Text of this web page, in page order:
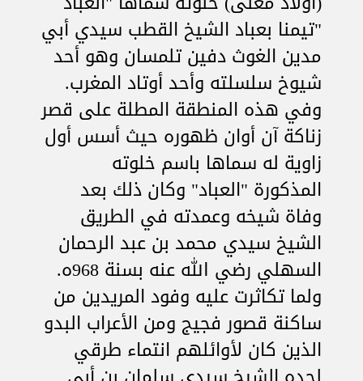
"تيمنا بعباد الشيخ القطب سيدي أبي
مدين الغوث دفين تلمسان وهو أحد
شيوخ سلسلته وأحد أوتاد المغرب.
وفي هذه المنطقة المطلة على قصر
زناكة آن أوان ظهوره حيث أسس أول
زاوية له سماها باسم خلوته
المذكورة "العباد" وكان ذلك بعد
وفاة شيخه وعمدته في الطريق
الشيخ سيدي محمد بن عبد الرحمان
السهلي رضي الله عنه بسنة 968ه.
ولما تكاثرت عليه وفود المريدين من
ساكنة قصور فجيج ومن الأعراب البدو
الذين كان لأوائلهم انتماء طرقي